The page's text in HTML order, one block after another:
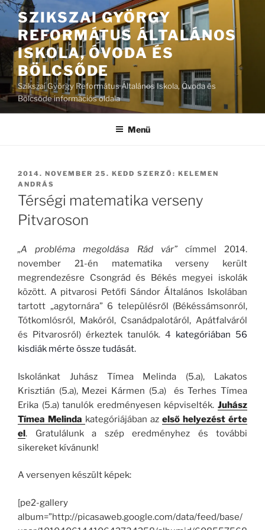
Tartalomhoz
SZIKSZAI GYÖRGY
REFORMÁTUS ÁLTALÁNOS
ISKOLA, ÓVODA ÉS
BÖLCSŐDE
Szikszai György Református Általános Iskola, Óvoda és
Bölcsőde információs oldala
Menü
BEKÜLDVE:
2014. NOVEMBER 25. KEDD SZERZŐ: KELEMEN
ANDRÁS
Térségi matematika verseny
Pitvaroson
„A probléma megoldása Rád vár”címmel 2014.
november 21-én matematika verseny került
megrendezésre Csongrád és Békés megyei iskolák
között. A pitvarosi Petőfi Sándor Általános Iskolában
tartott „agytornára” 6 településről (Békéssámsonról,
Tótkomlósról, Makóról, Csanádpalotáról, Apátfalváról
és Pitvarosról) érkeztek tanulók. 4 kategóriában 56
kisdiák mérte össze tudását.
Iskolánkat Juhász Tímea Melinda (5.a), Lakatos
Krisztián (5.a), Mezei Kármen (5.a) és Terhes Tímea
Erika (5.a) tanulók eredményesen képviselték. Juhász
Tímea Melinda kategóriájában az első helyezést érte
el. Gratulálunk a szép eredményhez és további
sikereket kívánunk!
A versenyen készült képek:
[pe2-gallery
album=”http://picasaweb.google.com/data/feed/base/